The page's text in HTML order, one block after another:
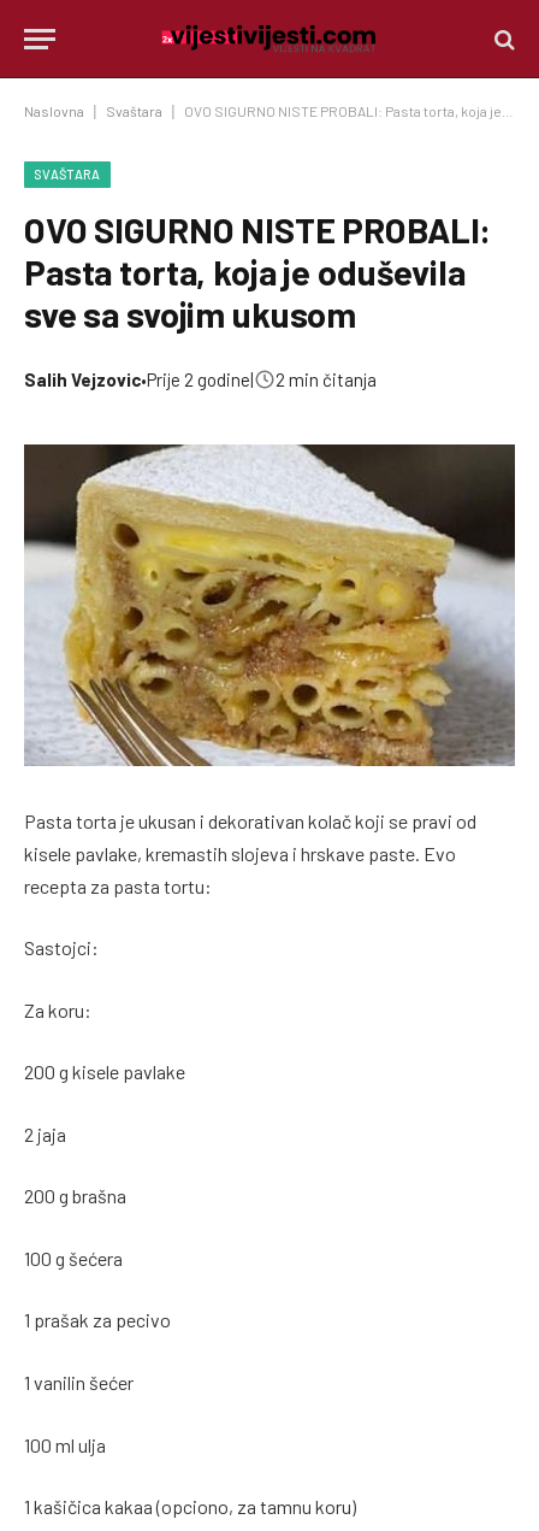
Naslovna Svaštara OVO SIGURNO NISTE PROBALI: Pasta torta, koja je oduševila sve sa svojim ukusom
SVAŠTARA
OVO SIGURNO NISTE PROBALI:
Pasta torta, koja je oduševila
sve sa svojim ukusom
Salih Vejzovic•Prije 2 godine| 2 min čitanja
Pasta torta je ukusan i dekorativan kolač koji se pravi od
kisele pavlake, kremastih slojeva i hrskave paste. Evo
recepta za pasta tortu:
Sastojci:
Za koru:
200 g kisele pavlake
2 jaja
200 g brašna
100 g šećera
1 prašak za pecivo
1 vanilin šećer
100 ml ulja
1 kašičica kakaa (opciono, za tamnu koru)